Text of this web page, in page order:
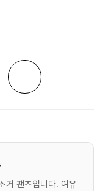
거 팬츠입니다. 여유